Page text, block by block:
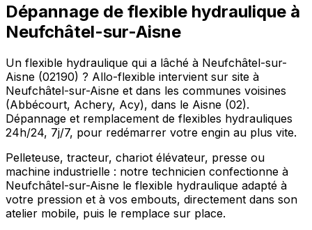
Dépannage de flexible hydraulique à
Neufchâtel-sur-Aisne
Un flexible hydraulique qui a lâché à Neufchâtel-sur-
Aisne (02190) ? Allo-flexible intervient sur site à
Neufchâtel-sur-Aisne et dans les communes voisines
(Abbécourt, Achery, Acy), dans le Aisne (02).
Dépannage et remplacement de flexibles hydrauliques
24h/24, 7j/7, pour redémarrer votre engin au plus vite.
Pelleteuse, tracteur, chariot élévateur, presse ou
machine industrielle : notre technicien confectionne à
Neufchâtel-sur-Aisne le flexible hydraulique adapté à
votre pression et à vos embouts, directement dans son
atelier mobile, puis le remplace sur place.